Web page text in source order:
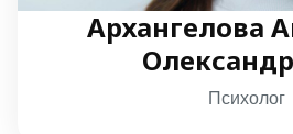
Архангелова
Психолог